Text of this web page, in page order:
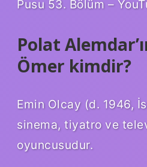
Pusu 53. Bölüm –
Polat
Ömer kimdir?
Emin Olcay (d. 1946,
sinema, tiyatro ve
oyuncusudur.